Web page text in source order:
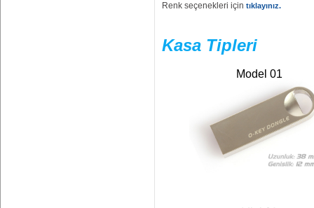
Renk seçenekleri için tıklayınız.
Kasa Tipleri
Model 01